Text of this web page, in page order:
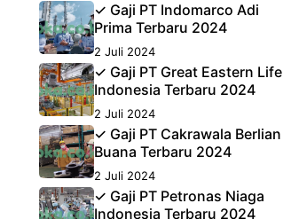
✓ Gaji PT Indomarco Adi
Prima Terbaru 2024
2 Juli 2024
✓ Gaji PT Great Eastern Life
Indonesia Terbaru 2024
2 Juli 2024
✓ Gaji PT Cakrawala Berlian
Buana Terbaru 2024
2 Juli 2024
✓ Gaji PT Petronas Niaga
Indonesia Terbaru 2024